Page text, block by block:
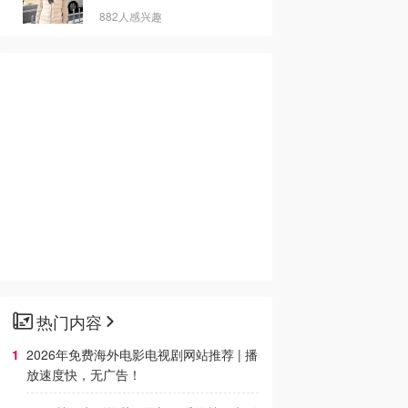
882人感兴趣
热门内容
2026年免费海外电影电视剧网站推荐 | 播
放速度快，无广告！